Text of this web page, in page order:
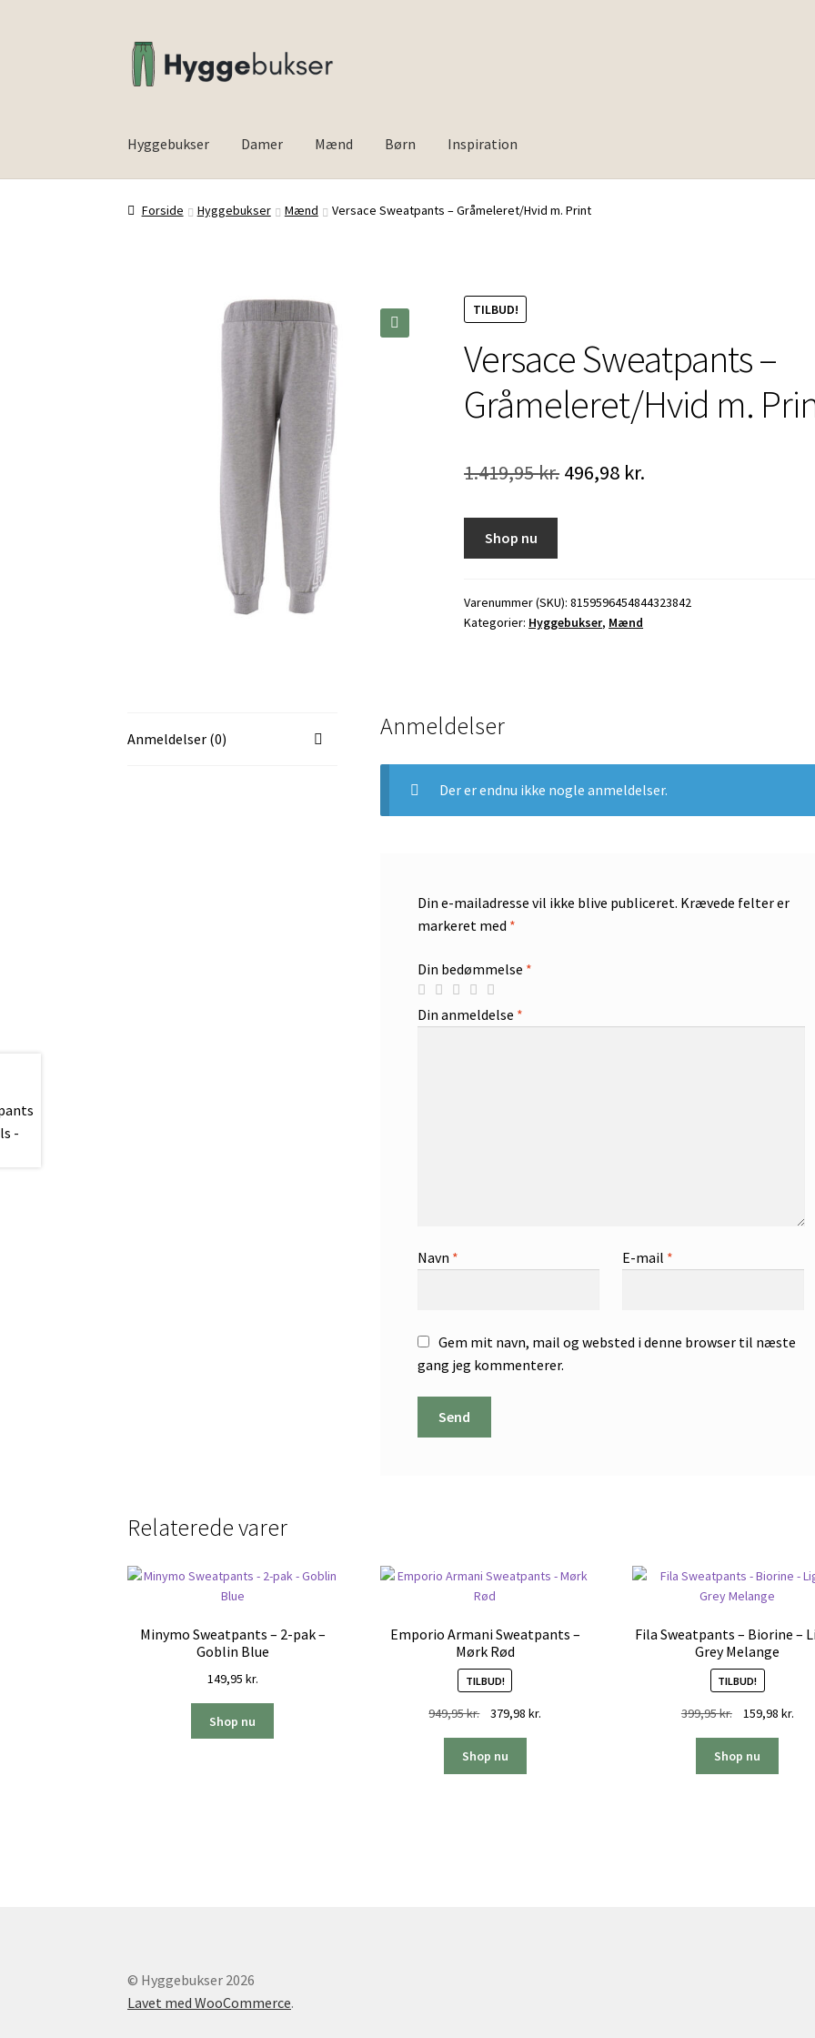
Spring
til
Spring
til
Hyggebukser Damer Mænd Børn Inspiration
Forside Inspiration
Forside Hyggebukser Mænd Versace Sweatpants – Gråmeleret/Hvid m. Print
TILBUD!
Versace Sweatpants –
Gråmeleret/Hvid m.
1.419,95kr. Den
1.419,95 kr..
496,98 kr.
496,98 kr..
Shop nu
Varenummer (SKU):8159596454844323842
Kategorier: Hyggebukser, Mænd
Anmeldelser (0) Anmeldelser
Der er endnu ikke nogle anmeldelser.
Din e-mailadresse vil ikke blive publiceret. Krævede felter er
markeret med *
Din bedømmelse *
Din anmeldelse *
Navn * E-mail *
Gem mit navn, mail og websted i denne browser til næste
gang jeg kommenterer.
Relaterede varer
Minymo Sweatpants – 2-pak –
Goblin Blue
149,95 kr.
Shop nu
Emporio Armani Sweatpants –
Mørk Rød
TILBUD!
949,95kr.
Den
pris
var:
379,98 kr.
Shop nu
Fila Sweatpants – Biorine –
Grey Melange
TILBUD!
399,95kr.
Den
pris
var:
159,98 kr.Den
Shop nu
© Hyggebukser 2026
Lavet med WooCommerce.